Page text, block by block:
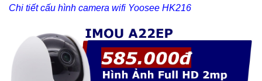
Chi tiết cấu hình camera wifi Yoosee HK216